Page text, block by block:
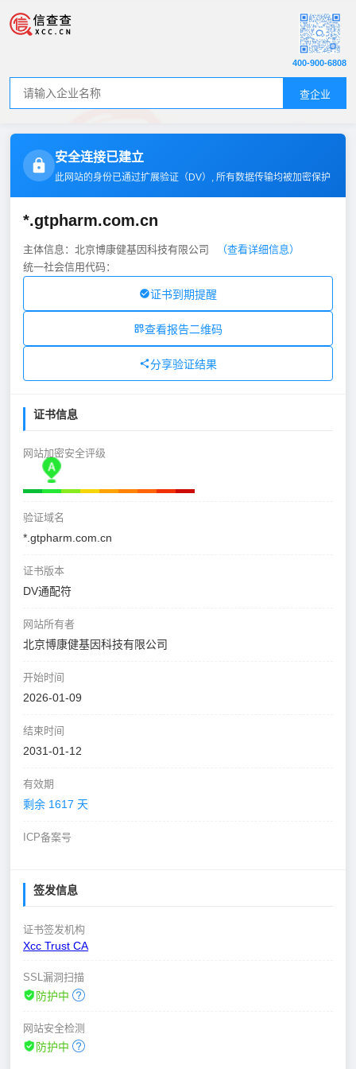
查企业
400-900-6808
安全连接已建立
此网站的身份已通过扩展验证（DV）, 所有数据传输均被加密保护
*.gtpharm.com.cn
主体信息：北京博康健基因科技有限公司
（查看详细信息）
统一社会信用代码：
证书到期提醒
查看报告二维码
分享验证结果
证书信息
网站加密安全评级
验证域名
*.gtpharm.com.cn
证书版本
DV通配符
网站所有者
北京博康健基因科技有限公司
开始时间
2026-01-09
结束时间
2031-01-12
有效期
剩余 1617 天
ICP备案号
签发信息
证书签发机构
Xcc Trust CA
SSL漏洞扫描
防护中
网站安全检测
防护中